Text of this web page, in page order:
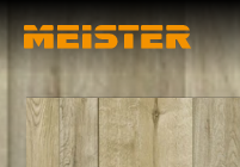
ProductenOver ons